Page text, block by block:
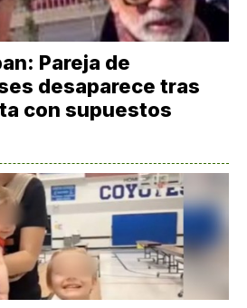
Pareja de
desaparece tras
con supuestos